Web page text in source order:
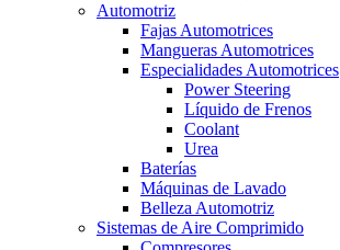
Automotriz
Fajas Automotrices
Mangueras Automotrices
Especialidades Automotrices
Power Steering
Líquido de Frenos
Coolant
Urea
Baterías
Máquinas de Lavado
Belleza Automotriz
Sistemas de Aire Comprimido